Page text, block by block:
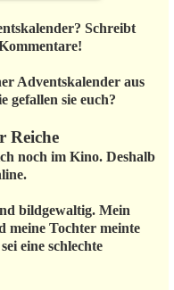
Schreibt
Adventskalender aus
gefallen sie euch?
Reiche
noch im Kino. Deshalb
bildgewaltig. Mein
meine Tochter meinte
eine schlechte